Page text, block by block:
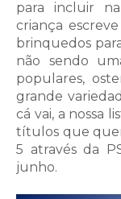
para incluir
criança
brinquedos
não sendo
populares,
grande
cá vai, a nossa
títulos que
5 através da
junho.